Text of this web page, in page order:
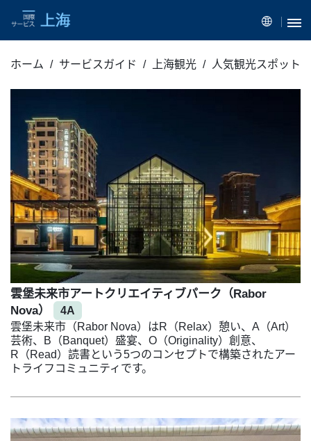
ホーム サービスガイド 上海観光 人気観光スポット
雲堡未来市アートクリエイティブパーク（Rabor
Nova）
4A
雲堡未来市（Rabor Nova）はR（Relax）憩い、A（Art）
芸術、B（Banquet）盛宴、O（Originality）創意、
R（Read）読書という5つのコンセプトで構築されたアー
トライフコミュニティです。